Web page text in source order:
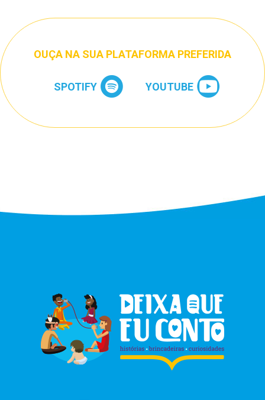
OUÇA NA SUA PLATAFORMA PREFERIDA
SPOTIFY YOUTUBE